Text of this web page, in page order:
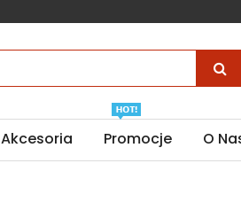
Akcesoria Promocje O